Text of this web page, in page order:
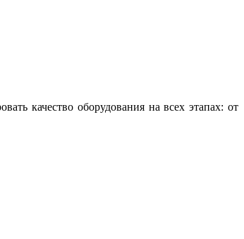
качество оборудования на всех этапах: от